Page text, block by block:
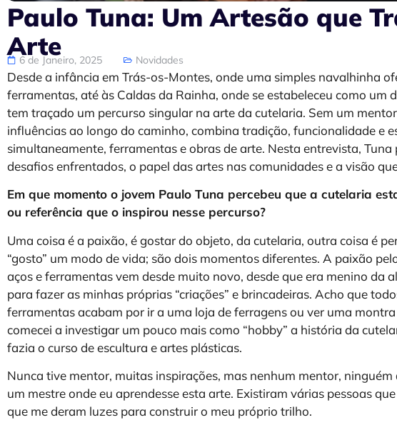
Paulo Tuna: Um Artesão que
Arte
6 de Janeiro, 2025 Novidades
Desde a infância em Trás-os-Montes, onde uma simples navalhinha
ferramentas, até às Caldas da Rainha, onde se estabeleceu como um
tem traçado um percurso singular na arte da cutelaria. Sem um
influências ao longo do caminho, combina tradição, funcionalidade e
simultaneamente, ferramentas e obras de arte. Nesta entrevista,
desafios enfrentados, o papel das artes nas comunidades e a visão
Em que momento o jovem Paulo Tuna percebeu que a cutelaria
ou referência que o inspirou nesse percurso?
Uma coisa é a paixão, é gostar do objeto, da cutelaria, outra coisa é
“gosto” um modo de vida; são dois momentos diferentes. A paixão
aços e ferramentas vem desde muito novo, desde que era menino da
para fazer as minhas próprias “criações” e brincadeiras. Acho que
ferramentas acabam por ir a uma loja de ferragens ou ver uma
comecei a investigar um pouco mais como “hobby” a história da
fazia o curso de escultura e artes plásticas.
Nunca tive mentor, muitas inspirações, mas nenhum mentor,
um mestre onde eu aprendesse esta arte. Existiram várias pessoas
que me deram luzes para construir o meu próprio trilho.